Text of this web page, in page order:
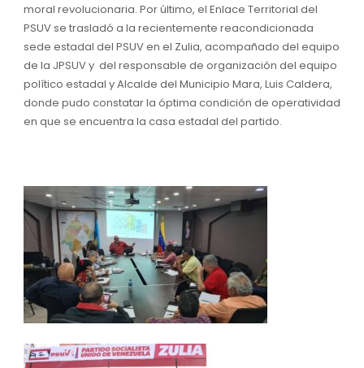
moral revolucionaria. Por último, el Enlace Territorial del
PSUV se trasladó a la recientemente reacondicionada
sede estadal del PSUV en el Zulia, acompañado del equipo
de la JPSUV y del responsable de organización del equipo
político estadal y Alcalde del Municipio Mara, Luis Caldera,
donde pudo constatar la óptima condición de operatividad
en que se encuentra la casa estadal del partido.